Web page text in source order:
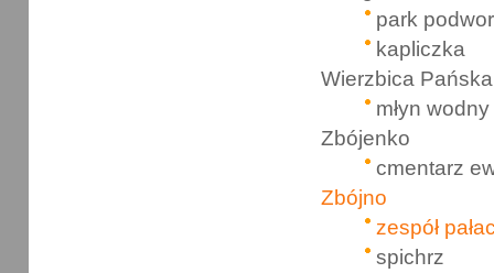
park
kapliczka
Wierzbica Pańska
młyn
Zbójenko
cmentarz
Zbójno
zespół
spichrz